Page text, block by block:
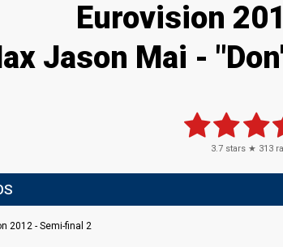
Eurovision
Jason Mai -
3.7 stars ★ 313
2012 - Semi-final 2